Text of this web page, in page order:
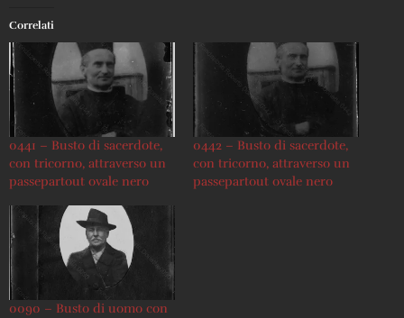
Correlati
0441 – Busto di sacerdote,
con tricorno, attraverso un
passepartout ovale nero
0442 – Busto di sacerdote,
con tricorno, attraverso un
passepartout ovale nero
0090 – Busto di uomo con